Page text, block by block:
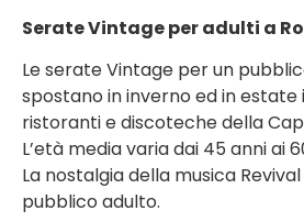
Serate Vintage per adulti a
Le serate Vintage per un
spostano in inverno ed in estate
ristoranti e discoteche della
L’età media varia dai 45 anni ai
La nostalgia della musica
pubblico adulto.